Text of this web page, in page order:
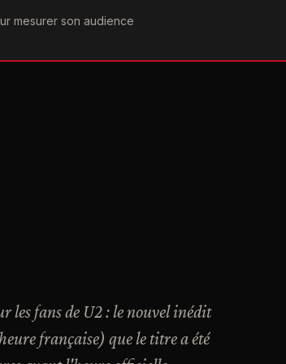
mesurer son audience
VIDÉOGRAPHIEFORUMS
les fans de U2 : le nouvel inédit
française) que le titre a été